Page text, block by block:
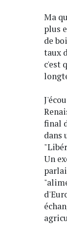
Ma
plus
de
taux
c'est
final
dans
Un